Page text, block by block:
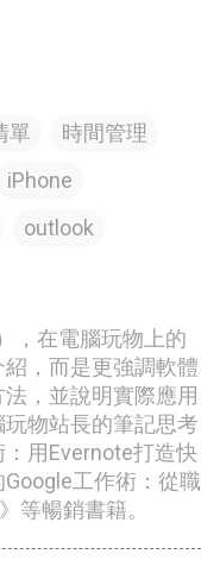
單
時間管理
iPhone
outlook
，在電腦玩物上的
，而是更強調軟體
，並說明實際應用
物站長的筆記思考
用Evernote打造快
工作術：從職
等暢銷書籍。